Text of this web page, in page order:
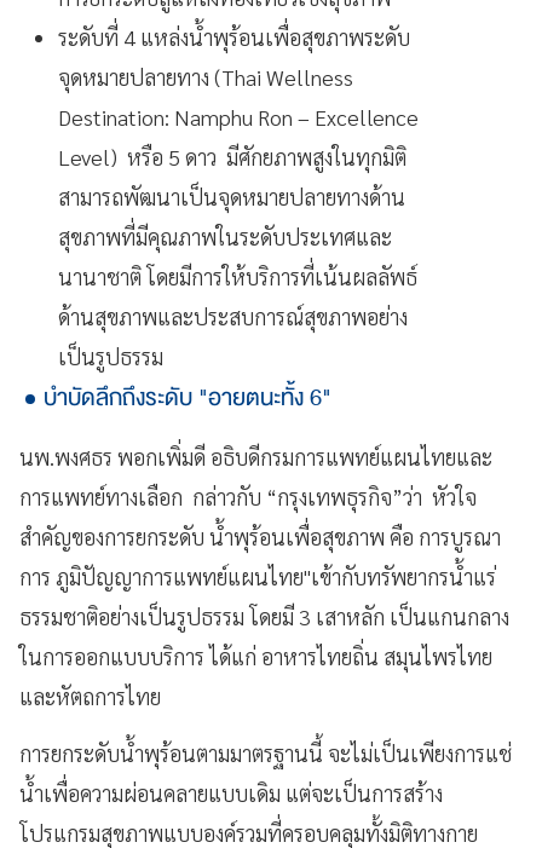
ระดับที่ 4 แหล่งน้ำพุร้อนเพื่อสุขภาพระดับ
จุดหมายปลายทาง (Thai Wellness
Destination: Namphu Ron – Excellence
Level) หรือ 5 ดาว มีศักยภาพสูงในทุกมิติ
สามารถพัฒนาเป็นจุดหมายปลายทางด้าน
สุขภาพที่มีคุณภาพในระดับประเทศและ
นานาชาติ โดยมีการให้บริการที่เน้นผลลัพธ์
ด้านสุขภาพและประสบการณ์สุขภาพอย่าง
เป็นรูปธรรม
บำบัดลึกถึงระดับ "อายตนะทั้ง 6"
นพ.พงศธร พอกเพิ่มดี อธิบดีกรมการแพทย์แผนไทยและ
การแพทย์ทางเลือก กล่าวกับ “กรุงเทพธุรกิจ”ว่า หัวใจ
สำคัญของการยกระดับ น้ำพุร้อนเพื่อสุขภาพ คือ การบูรณา
การ ภูมิปัญญาการแพทย์แผนไทย"เข้ากับทรัพยากรน้ำแร่
ธรรมชาติอย่างเป็นรูปธรรม โดยมี 3 เสาหลัก เป็นแกนกลาง
ในการออกแบบบริการ ได้แก่ อาหารไทยถิ่น สมุนไพรไทย
และหัตถการไทย
การยกระดับน้ำพุร้อนตามมาตรฐานนี้ จะไม่เป็นเพียงการแช่
น้ำเพื่อความผ่อนคลายแบบเดิม แต่จะเป็นการสร้าง
โปรแกรมสุขภาพแบบองค์รวมที่ครอบคลุมทั้งมิติทางกาย